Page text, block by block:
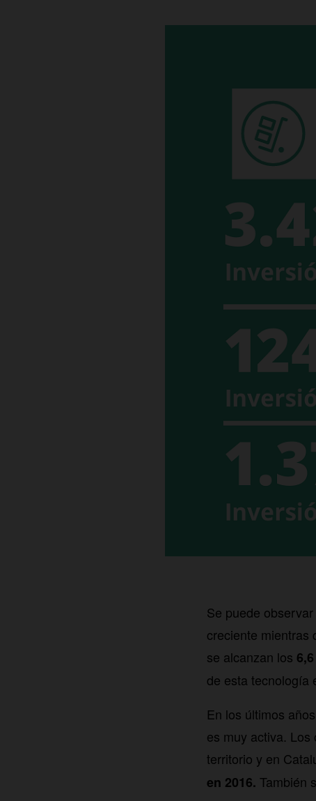
Se puede
creciente mientras
se alcanzan los
de esta tecnología
En los últimos
es muy activa.
territorio y en
en 2016. También